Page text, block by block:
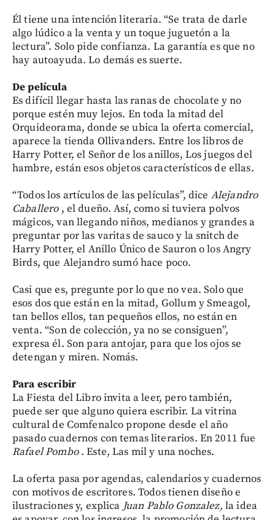
Él tiene una intención literaria. “Se trata de darle
algo lúdico a la venta y un toque juguetón a la
lectura”. Solo pide confianza. La garantía es que no
hay autoayuda. Lo demás es suerte.
De película
Es difícil llegar hasta las ranas de chocolate y no
porque estén muy lejos. En toda la mitad del
Orquideorama, donde se ubica la oferta comercial,
aparece la tienda Ollivanders. Entre los libros de
Harry Potter, el Señor de los anillos, Los juegos del
hambre, están esos objetos característicos de ellas.
“Todos los artículos de las películas”, dice Alejandro
Caballero, el dueño. Así, como si tuviera polvos
mágicos, van llegando niños, medianos y grandes a
preguntar por las varitas de sauco y la snitch de
Harry Potter, el Anillo Único de Sauron o los Angry
Birds, que Alejandro sumó hace poco.
Casi que es, pregunte por lo que no vea. Solo que
esos dos que están en la mitad, Gollum y Smeagol,
tan bellos ellos, tan pequeños ellos, no están en
venta. “Son de colección, ya no se consiguen”,
expresa él. Son para antojar, para que los ojos se
detengan y miren. Nomás.
Para escribir
La Fiesta del Libro invita a leer, pero también,
puede ser que alguno quiera escribir. La vitrina
cultural de Comfenalco propone desde el año
pasado cuadernos con temas literarios. En 2011 fue
Rafael Pombo. Este, Las mil y una noches.
La oferta pasa por agendas, calendarios y cuadernos
con motivos de escritores. Todos tienen diseño e
ilustraciones y, explica Juan Pablo Gonzalez, la idea